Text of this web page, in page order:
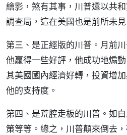
繪影，煞有其事，川普還以共
調查局，這在美國也是前所未見
第三、是正經版的川普。月前
他贏得一些好評，他成功地煽
其美國國內經濟好轉，投資增
他的支持度。
第四、是荒腔走板的川普。如
策等等。總之，川普顛來倒去